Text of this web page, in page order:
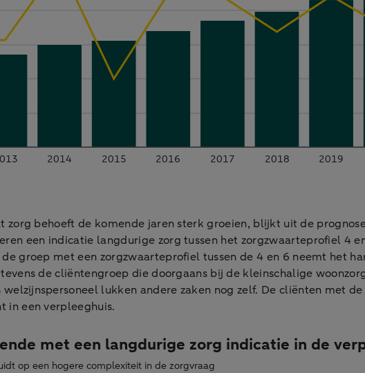
behoeft de komende jaren sterk groeien, blijkt uit de
een indicatie langdurige zorg tussen het zorgzwaarteprofiel 4
groep met een zorgzwaarteprofiel tussen de 4 en 6 neemt het
de cliëntengroep die doorgaans bij de kleinschalige
lukken andere zaken nog zelf. De cliënten met
in een verpleeghuis.